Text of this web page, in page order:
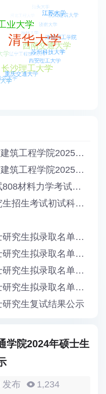
上海交通大学船舶海洋与建筑工程学院2025年全日制硕士生复试结果公示
上海交通大学船舶海洋与建筑工程学院2025年全日制硕士生复试方案
2025年同济大学考研初试808材料力学考试大纲
同济大学2025年硕士研究生招生考试初试科目808材料力学与结构力学调整为808材料力学
长沙理工大学2020年硕士研究生拟录取名单公示
长沙理工大学2021年硕士研究生拟录取名单公示
长沙理工大学2022年硕士研究生拟录取名单公示
长沙理工大学2023年硕士研究生拟录取名单公示
究生复试结果公示
学院2024年硕士生
发布 1,234